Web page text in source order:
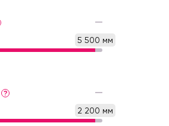
5 500 мм
?
2 200 мм